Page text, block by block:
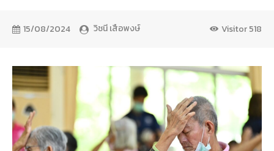
15/08/2024 วิชนี เสือพงษ์ Visitor518